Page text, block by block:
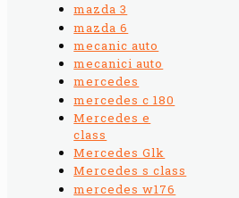
mazda 3
mazda 6
mecanic auto
mecanici auto
mercedes
mercedes c 180
Mercedes e
class
Mercedes Glk
Mercedes s class
mercedes w176